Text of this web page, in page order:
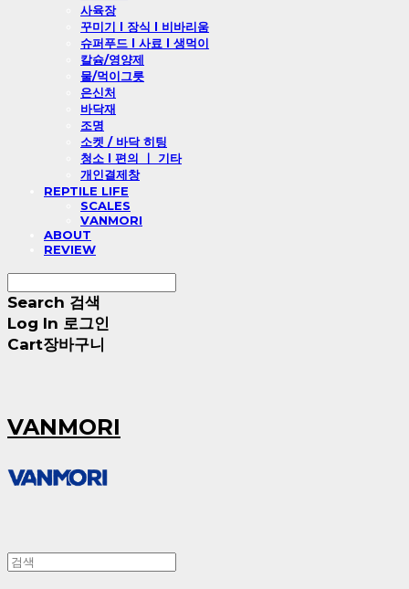
사육장
꾸미기 l 장식 l 비바리움
슈퍼푸드 l 사료 l 생먹이
칼슘/영양제
물/먹이그릇
은신처
바닥재
조명
소켓 / 바닥 히팅
청소 l 편의 ㅣ 기타
개인결제창
REPTILE LIFE
SCALES
VANMORI
ABOUT
REVIEW
Search 검색
Log In 로그인
Cart장바구니
VANMORI